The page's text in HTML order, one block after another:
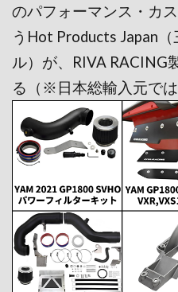
のパフォーマンス・カ
うHot Products Japan
ル）が、RIVA RACING
る（※日本総輸入元では